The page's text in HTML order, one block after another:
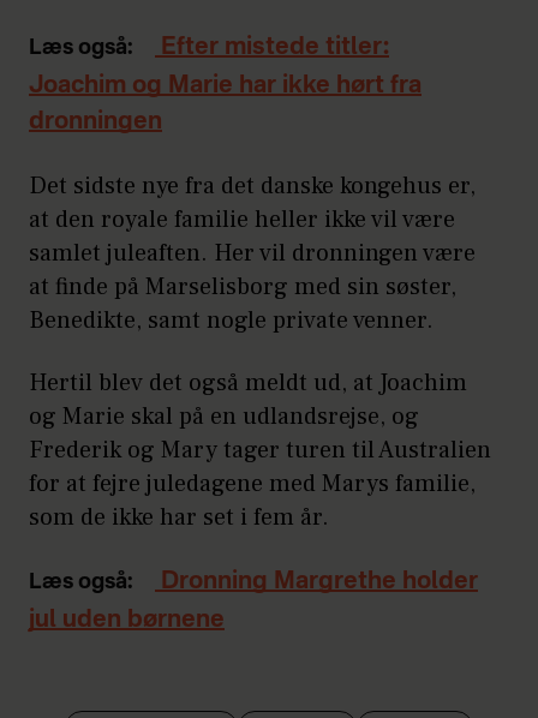
Læs også:
Efter mistede titler:
Joachim og Marie har ikke hørt fra
dronningen
Det sidste nye fra det danske kongehus er,
at den royale familie heller ikke vil være
samlet juleaften. Her vil dronningen være
at finde på Marselisborg med sin søster,
Benedikte, samt nogle private venner.
Hertil blev det også meldt ud, at Joachim
og Marie skal på en udlandsrejse, og
Frederik og Mary tager turen til Australien
for at fejre juledagene med Marys familie,
som de ikke har set i fem år.
Læs også:
Dronning Margrethe holder
jul uden børnene